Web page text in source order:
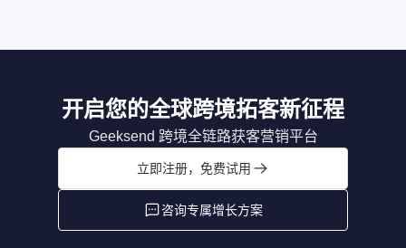
开启您的全球跨境拓客新征程
Geeksend 跨境全链路获客营销平台
立即注册，免费试用
咨询专属增长方案